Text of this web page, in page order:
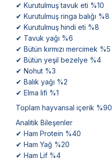
✔ Kurutulmuş tavuk eti %10
✔ Kurutulmuş ringa balığı %8
✔ Kurutulmuş hindi eti %8
✔ Tavuk yağı %6
✔ Bütün kırmızı mercimek %5
✔ Bütün yeşil bezelye %4
✔ Nohut %3
✔ Balık yağı %2
✔ Elma lifi %1
Toplam hayvansal içerik %90
Analitik Bileşenler
✔ Ham Protein %40
✔ Ham Yağ %20
✔ Ham Lif %4